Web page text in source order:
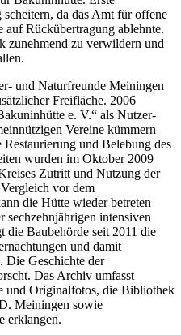
da das Amt für offene
auf Rückübertragung ablehnte.
zunehmend zu verwildern und
und Naturfreunde Meiningen
Freifläche. 2006
e. V.“ als Nutzer-
Vereine kümmern
und Belebung des
wurden im Oktober 2009
Zutritt und Nutzung der
vor dem
die Hütte wieder betreten
intensiven
die Baubehörde seit 2011 die
und damit
Die Geschichte der
Das Archiv umfasst
und Originalfotos, die Bibliothek
Meiningen sowie
erklangen.